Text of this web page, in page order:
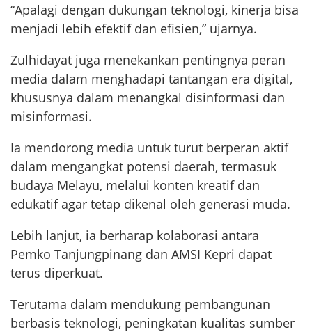
“Apalagi dengan dukungan teknologi, kinerja bisa
menjadi lebih efektif dan efisien,” ujarnya.
Zulhidayat juga menekankan pentingnya peran
media dalam menghadapi tantangan era digital,
khususnya dalam menangkal disinformasi dan
misinformasi.
Ia mendorong media untuk turut berperan aktif
dalam mengangkat potensi daerah, termasuk
budaya Melayu, melalui konten kreatif dan
edukatif agar tetap dikenal oleh generasi muda.
Lebih lanjut, ia berharap kolaborasi antara
Pemko Tanjungpinang dan AMSI Kepri dapat
terus diperkuat.
Terutama dalam mendukung pembangunan
berbasis teknologi, peningkatan kualitas sumber